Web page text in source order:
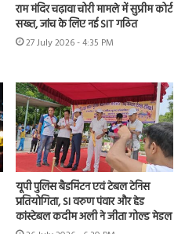
राम मंदिर चढ़ावा चोरी मामले में सुप्रीम कोर्ट
सख्त, जांच के लिए नई SIT गठित
27 July 2026 - 4:35 PM
यूपी पुलिस बैडमिंटन एवं टेबल टेनिस
प्रतियोगिता, SI वरुण पंवार और हेड
कांस्टेबल कदीम अली ने जीता गोल्ड मेडल